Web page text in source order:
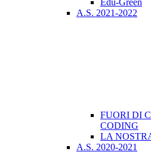
Edu-Green
A.S. 2021-2022
FUORI DI
CODING
LA
A.S. 2020-2021